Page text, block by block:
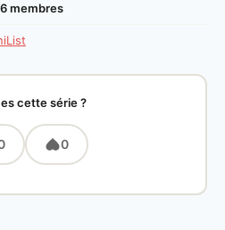
membres
cette série ?
0